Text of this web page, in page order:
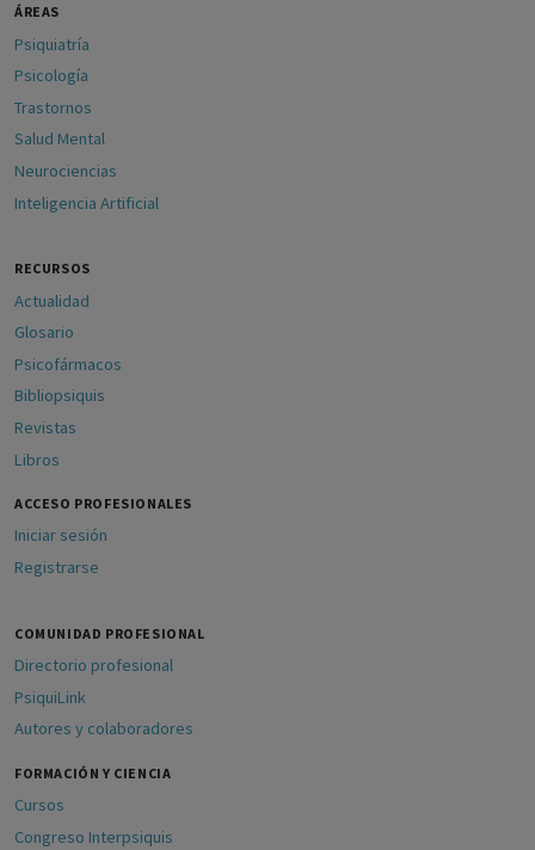
ÁREAS
Psiquiatría
Psicología
Trastornos
Salud Mental
Neurociencias
Inteligencia Artificial
RECURSOS
Actualidad
Glosario
Psicofármacos
Bibliopsiquis
Revistas
Libros
ACCESO PROFESIONALES
Iniciar sesión
Registrarse
COMUNIDAD PROFESIONAL
Directorio profesional
PsiquiLink
Autores y colaboradores
FORMACIÓN Y CIENCIA
Cursos
Congreso Interpsiquis